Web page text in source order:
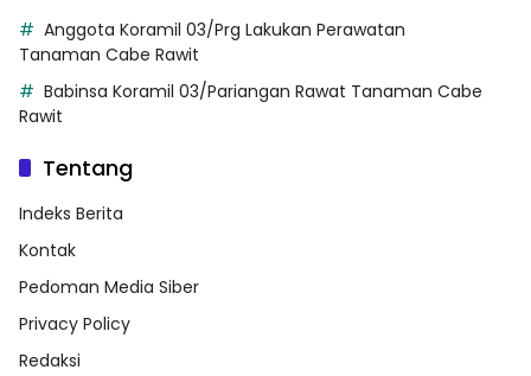
Anggota Koramil 03/Prg Lakukan Perawatan
Tanaman Cabe Rawit
Babinsa Koramil 03/Pariangan Rawat Tanaman Cabe
Rawit
Tentang
Indeks Berita
Kontak
Pedoman Media Siber
Privacy Policy
Redaksi